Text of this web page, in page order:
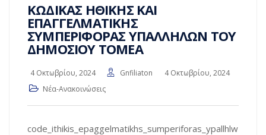
ΚΩΔΙΚΑΣ ΗΘΙΚΗΣ ΚΑΙ
ΕΠΑΓΓΕΛΜΑΤΙΚΗΣ
ΣΥΜΠΕΡΙΦΟΡΑΣ ΥΠΑΛΛΗΛΩΝ ΤΟΥ
ΔΗΜΟΣΙΟΥ ΤΟΜΕΑ
4 Οκτωβρίου, 2024 Gnfiliaton
4 Οκτωβρίου, 2024
Νέα-Ανακοινώσεις
code_ithikis_epaggelmatikhs_sumperiforas_ypallhlw